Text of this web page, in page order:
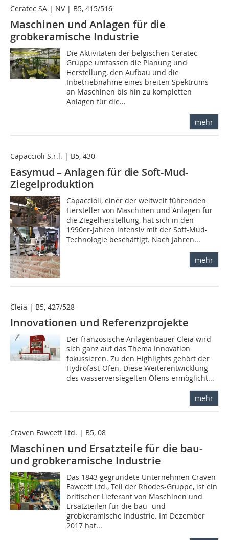
Ceratec SA | NV | B5, 415/516
Maschinen und Anlagen für die
grobkeramische Industrie
Die Aktivitäten der belgischen Ceratec-
Gruppe umfassen die Planung und
Herstellung, den Aufbau und die
Inbetriebnahme eines breiten Spektrums
an Maschinen bis hin zu kompletten
Anlagen für die...
mehr
Capaccioli S.r.l. | B5, 430
Easymud – Anlagen für die Soft-Mud-
Ziegelproduktion
Capaccioli, einer der weltweit führenden
Hersteller von Maschinen und Anlagen für
die Ziegelherstellung, hat sich in den
1990er-Jahren intensiv mit der Soft-Mud-
Technologie beschäftigt. Nach Jahren...
mehr
Cleia | B5, 427/528
Innovationen und Referenzprojekte
Der französische Anlagenbauer Cleia wird
sich ganz auf das Thema Innovation
fokussieren. Zu den Highlights gehört der
Hydrofast-Ofen. Diese Weiterentwicklung
des wasserversiegelten Ofens ermöglicht...
mehr
Craven Fawcett Ltd. | B5, 08
Maschinen und Ersatzteile für die bau-
und grobkeramische Industrie
Das 1843 gegründete Unternehmen Craven
Fawcett Ltd., Teil der Rhodes-Gruppe, ist ein
britischer Lieferant von Maschinen und
Ersatzteilen für die bau- und
grobkeramische Industrie. Im Dezember
2017 hat...